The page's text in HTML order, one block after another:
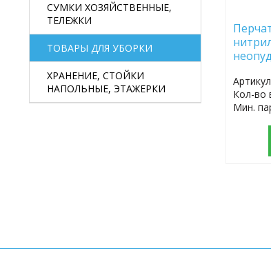
СУМКИ ХОЗЯЙСТВЕННЫЕ,
ТЕЛЕЖКИ
ТОВАРЫ ДЛЯ УБОРКИ
ХРАНЕНИЕ, СТОЙКИ
НАПОЛЬНЫЕ, ЭТАЖЕРКИ
Кол-во
Мин.